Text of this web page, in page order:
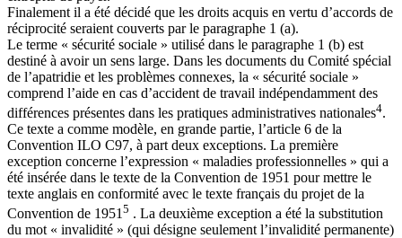
Finalement il a été décidé que les droits acquis en vertu d’accords de
réciprocité seraient couverts par le paragraphe 1 (a).
Le terme « sécurité sociale » utilisé dans le paragraphe 1 (b) est
destiné à avoir un sens large. Dans les documents du Comité spécial
de l’apatridie et les problèmes connexes, la « sécurité sociale »
comprend l’aide en cas d’accident de travail indépendamment des
différences présentes dans les pratiques administratives nationales4.
Ce texte a comme modèle, en grande partie, l’article 6 de la
Convention ILO C97, à part deux exceptions. La première
exception concerne l’expression « maladies professionnelles » qui a
été insérée dans le texte de la Convention de 1951 pour mettre le
texte anglais en conformité avec le texte français du projet de la
Convention de 1951 5 . La deuxième exception a été la substitution
du mot « invalidité » (qui désigne seulement l’invalidité permanente)